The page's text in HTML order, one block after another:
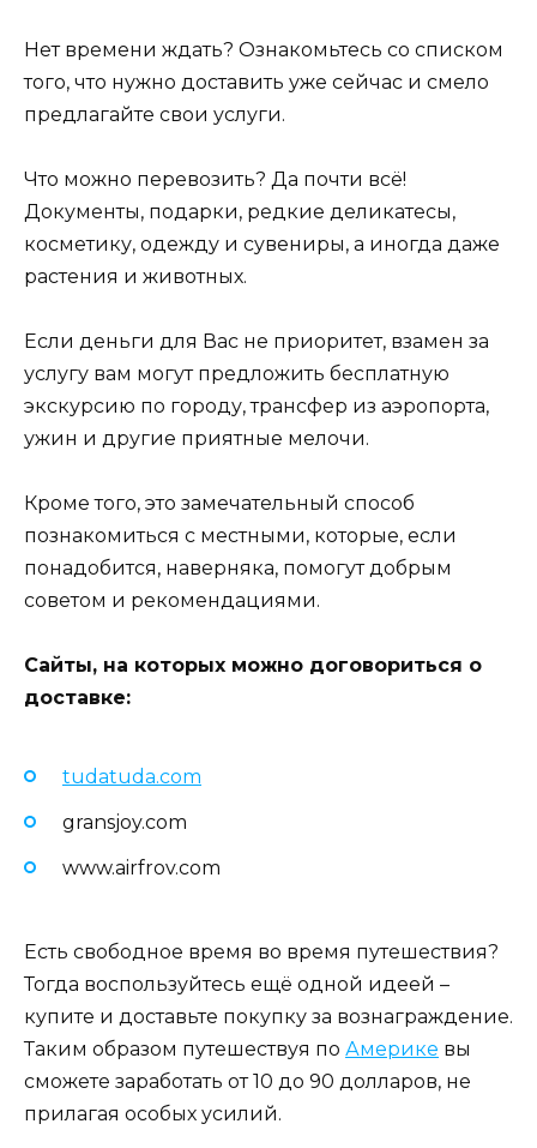
Нет времени ждать? Ознакомьтесь со списком
того, что нужно доставить уже сейчас и смело
предлагайте свои услуги.
Что можно перевозить? Да почти всё!
Документы, подарки, редкие деликатесы,
косметику, одежду и сувениры, а иногда даже
растения и животных.
Если деньги для Вас не приоритет, взамен за
услугу вам могут предложить бесплатную
экскурсию по городу, трансфер из аэропорта,
ужин и другие приятные мелочи.
Кроме того, это замечательный способ
познакомиться с местными, которые, если
понадобится, наверняка, помогут добрым
советом и рекомендациями.
Сайты, на которых можно договориться о
доставке:
tudatuda.com
gransjoy.com
www.airfrov.com
Есть свободное время во время путешествия?
Тогда воспользуйтесь ещё одной идеей –
купите и доставьте покупку за вознаграждение.
Таким образом путешествуя по Америке вы
сможете заработать от 10 до 90 долларов, не
прилагая особых усилий.